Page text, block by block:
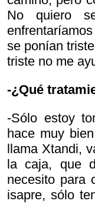
No quiero
se ponían
triste no me
-¿Qué
-Sólo estoy
hace muy
llama Xtandi,
la caja, que
necesito para
isapre, sólo